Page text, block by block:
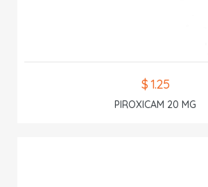
$ 1.25
PIROXICAM 20 MG